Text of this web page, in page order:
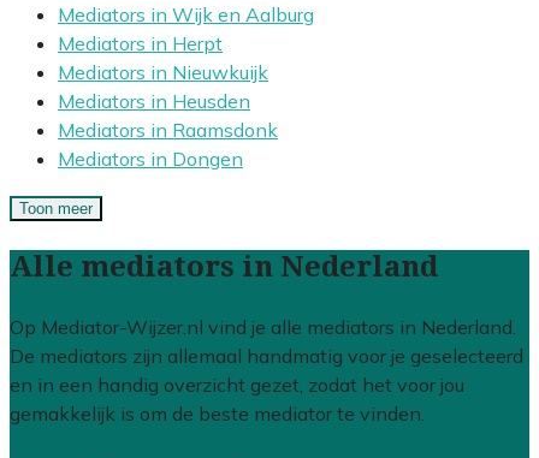
Mediators in Wijk en Aalburg
Mediators in Herpt
Mediators in Nieuwkuijk
Mediators in Heusden
Mediators in Raamsdonk
Mediators in Dongen
Toon meer
Alle mediators in Nederland
Op Mediator-Wijzer.nl vind je alle mediators in Nederland.
De mediators zijn allemaal handmatig voor je geselecteerd
en in een handig overzicht gezet, zodat het voor jou
gemakkelijk is om de beste mediator te vinden.